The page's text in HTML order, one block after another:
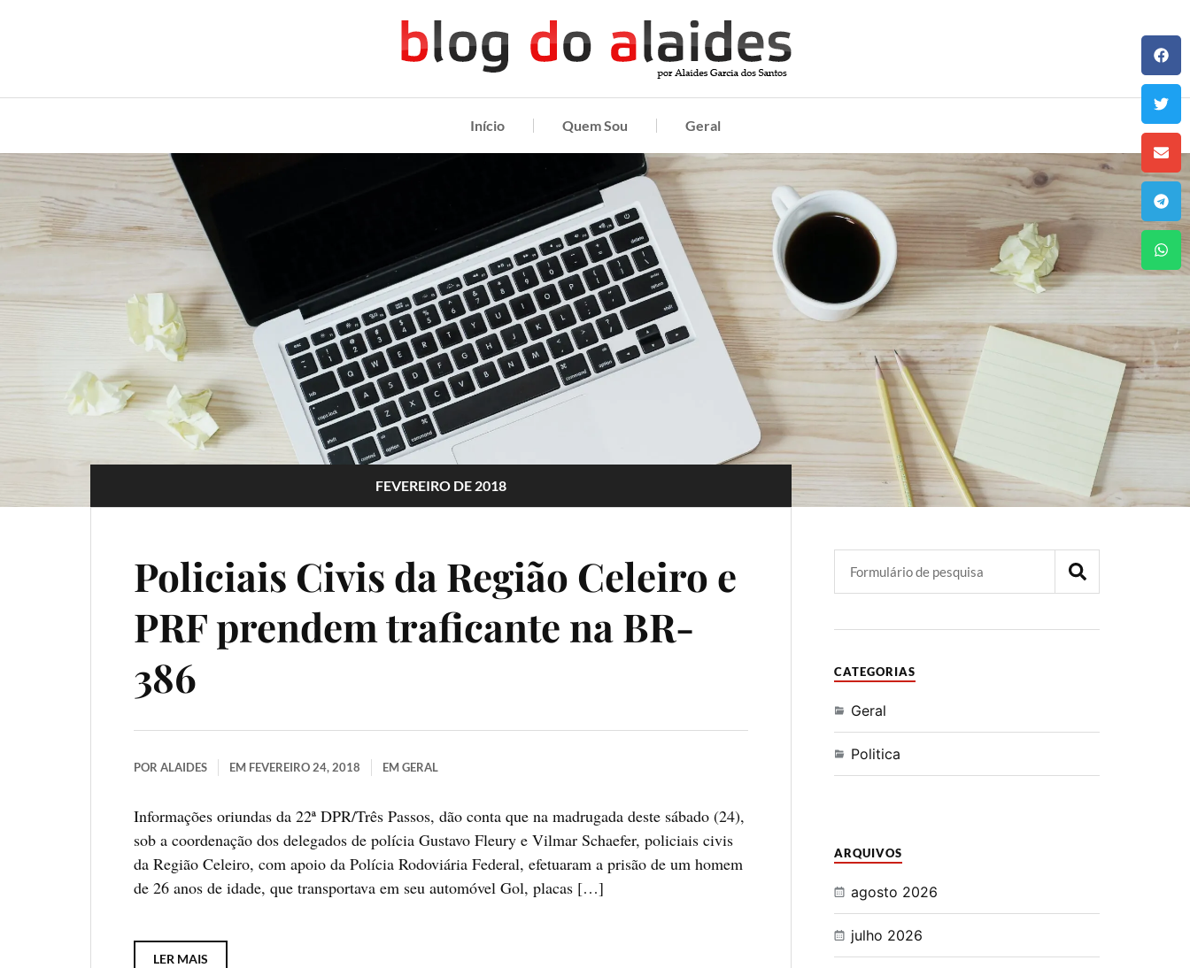
Início Quem Sou Geral
FEVEREIRO DE 2018
Policiais Civis da Região Celeiro e
PRF prendem traficante na BR-
386
POR ALAIDES EM FEVEREIRO 24, 2018 EM GERAL
Informações oriundas da 22ª DPR/Três Passos, dão conta que na madrugada deste sábado (24),
sob a coordenação dos delegados de polícia Gustavo Fleury e Vilmar Schaefer, policiais civis
da Região Celeiro, com apoio da Polícia Rodoviária Federal, efetuaram a prisão de um homem
de 26 anos de idade, que transportava em seu automóvel Gol, placas […]
LER MAIS
CATEGORIAS
Geral
Politica
ARQUIVOS
agosto 2026
julho 2026